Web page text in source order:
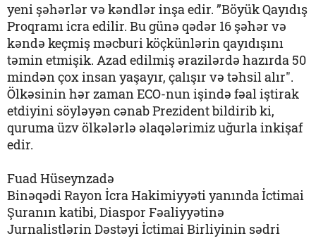
yeni şəhərlər və kəndlər inşa edir. ”Böyük Qayıdış
Proqramı icra edilir. Bu günə qədər 16 şəhər və
kəndə keçmiş məcburi köçkünlərin qayıdışını
təmin etmişik. Azad edilmiş ərazilərdə hazırda 50
mindən çox insan yaşayır, çalışır və təhsil alır".
Ölkəsinin hər zaman ECO-nun işində fəal iştirak
etdiyini söyləyən cənab Prezident bildirib ki,
quruma üzv ölkələrlə əlaqələrimiz uğurla inkişaf
edir.
Fuad Hüseynzadə
Binəqədi Rayon İcra Hakimiyyəti yanında İctimai
Şuranın katibi, Diaspor Fəaliyyətinə
Jurnalistlərin Dəstəyi İctimai Birliyinin sədri